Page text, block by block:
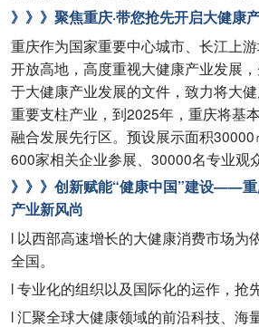
》》》聚焦重庆·带您抢先开启大健康
重庆作为国家重要中心城市、长江上
开放高地，高度重视大健康产业发展
于大健康产业发展的文件，致力将大
重要支柱产业，到2025年，重庆将基
融合发展先行区。预设展示面积
600家相关企业参展、30000名专业观
》》》创新赋能“健康中国”建设——
产业新风尚
l 以西部高速增长的大健康消费市场为
全国。
l 专业化的组织以及国际化的运作，抢
l 汇聚全球大健康领域的前沿科技、海